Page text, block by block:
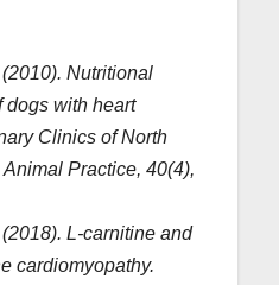
Nutritional
dogs with heart
Clinics of North
Practice, 40(4),
L-carnitine and
cardiomyopathy.